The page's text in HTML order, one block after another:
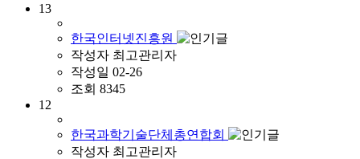
13
한국인터넷진흥원
작성자 최고관리자
작성일 02-26
조회 8345
12
한국과학기술단체총연합회
작성자 최고관리자